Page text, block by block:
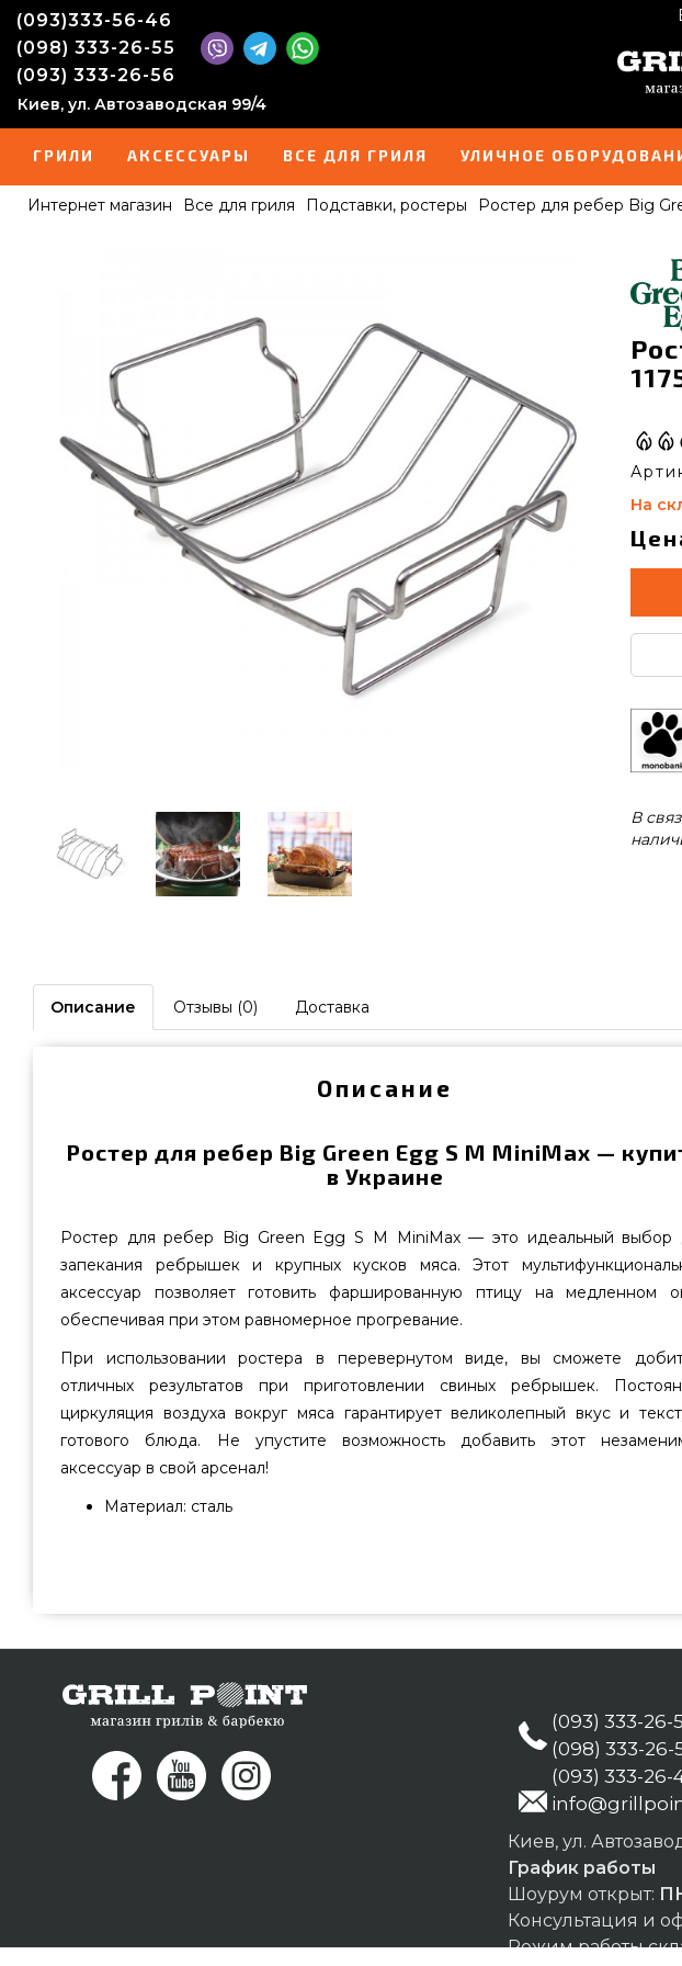
(093)333-56-46
(098) 333-26-55
(093) 333-26-56
Киев, ул. Автозаводская 99/4
ГРИЛИ АКСЕССУАРЫ ВСЕ ДЛЯ ГРИЛЯ УЛИЧНОЕ
Интернет магазин Все для гриля Подставки, ростеры Ростер для ребер Big
На
В
Описание Отзывы (0) Доставка
Описание
Ростер для ребер Big Green Egg S M MiniMax —
в Украине
Ростер для ребер Big Green Egg S M MiniMax — это идеальный выбор
запекания ребрышек и крупных кусков мяса. Этот
аксессуар позволяет готовить фаршированную птицу на медленном
обеспечивая при этом равномерное прогревание.
При использовании ростера в перевернутом виде, вы сможете
отличных результатов при приготовлении свиных ребрышек.
циркуляция воздуха вокруг мяса гарантирует великолепный вкус и
готового блюда. Не упустите возможность добавить этот
аксессуар в свой арсенал!
Материал: сталь
грн. в онлайн каталоге грилей grillpoint.com.ua Выгодные предложения на
ростеры в онлайн каталоге Гриль Поинт. Позвоните прямо сейчас нашим
Днепродзержинск, Кременчуг, Чернигов
(093) 333-26-
(098) 333-26-
(093) 333-26-
Киев, ул.
График работы
Шоурум открыт:
Консультация и
Режим работы